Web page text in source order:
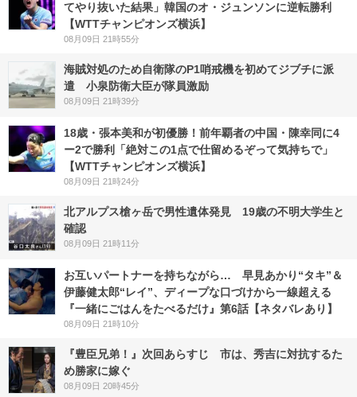
てやり抜いた結果」韓国のオ・ジュンソンに逆転勝利
【WTTチャンピオンズ横浜】
08月09日 21時55分
海賊対処のため自衛隊のP1哨戒機を初めてジブチに派
遣 小泉防衛大臣が隊員激励
08月09日 21時39分
18歳・張本美和が初優勝！前年覇者の中国・陳幸同に4
ー2で勝利「絶対この1点で仕留めるぞって気持ちで」
【WTTチャンピオンズ横浜】
08月09日 21時24分
北アルプス槍ヶ岳で男性遺体発見 19歳の不明大学生と
確認
08月09日 21時11分
お互いパートナーを持ちながら… 早見あかり“タキ”＆
伊藤健太郎“レイ”、ディープな口づけから一線超える
『一緒にごはんをたべるだけ』第6話【ネタバレあり】
08月09日 21時10分
『豊臣兄弟！』次回あらすじ 市は、秀吉に対抗するた
め勝家に嫁ぐ
08月09日 20時45分